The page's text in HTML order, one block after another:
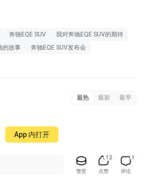
奔驰EQE SUV
我对奔驰EQE SUV的期待
的故事 奔驰EQE SUV发布会
最热 最新 最早
赞赏
12
点赞
1
评论
App 内打开